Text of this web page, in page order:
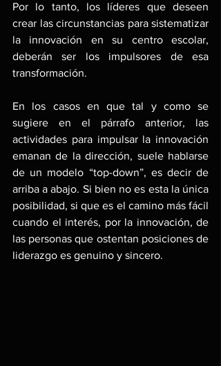
Por lo tanto, los líderes que deseen
crear las circunstancias para sistematizar
la innovación en su centro escolar,
deberán ser los impulsores de esa
transformación.
En los casos en que tal y como se
sugiere en el párrafo anterior, las
actividades para impulsar la innovación
emanan de la dirección, suele hablarse
de un modelo “top-down”, es decir de
arriba a abajo. Si bien no es esta la única
posibilidad, si que es el camino más fácil
cuando el interés, por la innovación, de
las personas que ostentan posiciones de
liderazgo es genuino y sincero.